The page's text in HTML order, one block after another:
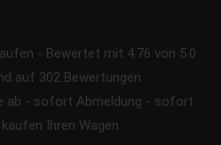
- Bewertet mit 4.76 von 5.0
auf 302 Bewertungen
ab - sofort Abmeldung - sofort
Ihren Wagen.